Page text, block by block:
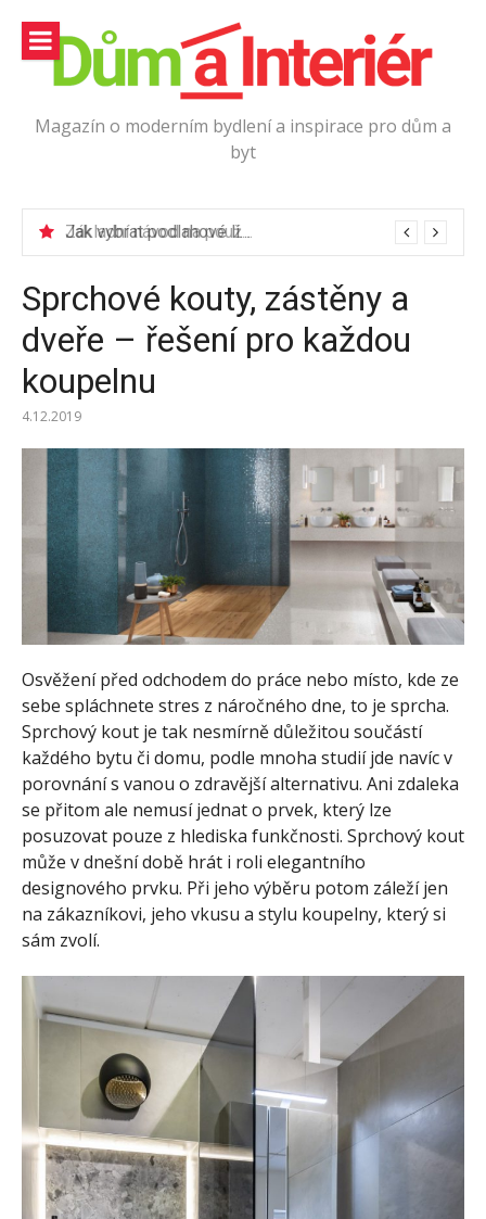
obsah
Magazín o moderním bydlení a inspirace pro dům a
byt
Jak vybrat podlahové lišty?
Sprchové kouty, zástěny a
dveře – řešení pro každou
koupelnu
4.12.2019
Osvěžení před odchodem do práce nebo místo, kde ze
sebe spláchnete stres z náročného dne, to je sprcha.
Sprchový kout je tak nesmírně důležitou součástí
každého bytu či domu, podle mnoha studií jde navíc v
porovnání s vanou o zdravější alternativu. Ani zdaleka
se přitom ale nemusí jednat o prvek, který lze
posuzovat pouze z hlediska funkčnosti. Sprchový kout
může v dnešní době hrát i roli elegantního
designového prvku. Při jeho výběru potom záleží jen
na zákazníkovi, jeho vkusu a stylu koupelny, který si
sám zvolí.